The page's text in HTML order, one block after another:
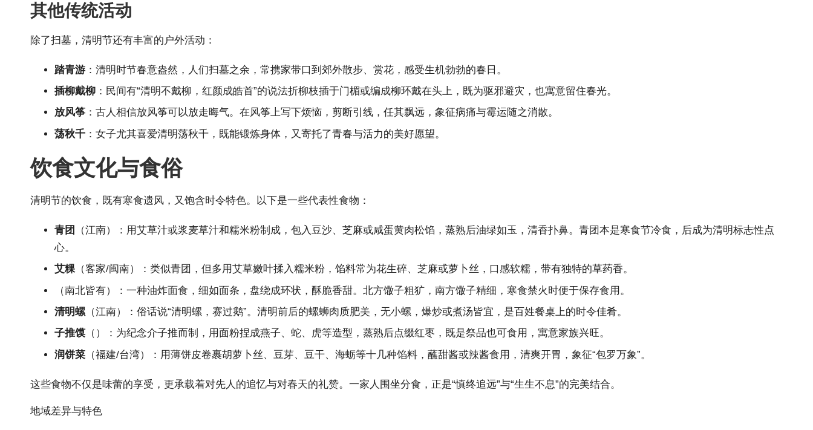
其他传统活动
除了扫墓，清明节还有丰富的户外活动：
踏青游 ：清明时节春意盎然，人们扫墓之余，常携家带口到郊外散步、赏花，感受生机勃勃的春日。
插柳戴柳 ：民间有“清明不戴柳，红颜成皓首”的说法折柳枝插于门楣或编成柳环戴在头上，既为驱邪避灾，也寓意留住春光。
放风筝 ：古人相信放风筝可以放走晦气。在风筝上写下烦恼，剪断引线，任其飘远，象征病痛与霉运随之消散。
荡秋千 ：女子尤其喜爱清明荡秋千，既能锻炼身体，又寄托了青春与活力的美好愿望。
饮食文化与食俗
清明节的饮食，既有寒食遗风，又饱含时令特色。以下是一些代表性食物：
青团
（江南）：用艾草汁或浆麦草汁和糯米粉制成，包入豆沙、芝麻或咸蛋黄肉松馅，蒸熟后油绿如玉，清香扑鼻。青团本是寒食节冷食，后成为清明标志性点
心。
艾粿（客家/闽南）：类似青团，但多用艾草嫩叶揉入糯米粉，馅料常为花生碎、芝麻或萝卜丝，口感软糯，带有独特的草药香。
（南北皆有）：一种油炸面食，细如面条，盘绕成环状，酥脆香甜。北方馓子粗犷，南方馓子精细，寒食禁火时便于保存食用。
清明螺 （江南）：俗话说“清明螺，赛过鹅”。清明前后的螺蛳肉质肥美，无小螺，爆炒或煮汤皆宜，是百姓餐桌上的时令佳肴。
子推馍（）：为纪念介子推而制，用面粉捏成燕子、蛇、虎等造型，蒸熟后点缀红枣，既是祭品也可食用，寓意家族兴旺。
润饼菜 （福建/台湾）：用薄饼皮卷裹胡萝卜丝、豆芽、豆干、海蛎等十几种馅料，蘸甜酱或辣酱食用，清爽开胃，象征“包罗万象”。
这些食物不仅是味蕾的享受，更承载着对先人的追忆与对春天的礼赞。一家人围坐分食，正是“慎终追远”与“生生不息”的完美结合。
地域差异与特色